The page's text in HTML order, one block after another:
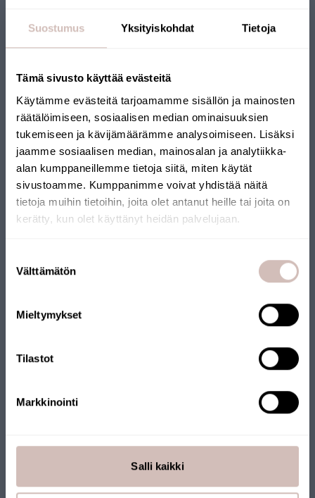
Suostumus Yksityiskohdat Tietoja
Tämä sivusto käyttää evästeitä
Käytämme evästeitä tarjoamamme sisällön ja mainosten
räätälöimiseen, sosiaalisen median ominaisuuksien
tukemiseen ja kävijämäärämme analysoimiseen. Lisäksi
jaamme sosiaalisen median, mainosalan ja analytiikka-
alan kumppaneillemme tietoja siitä, miten käytät
sivustoamme. Kumppanimme voivat yhdistää näitä
tietoja muihin tietoihin, joita olet antanut heille tai joita on
kerätty, kun olet käyttänyt heidän palvelujaan.
valinta
Välttämätön
Mieltymykset
Tilastot
Markkinointi
Salli kaikki
0,9 L dricksflaska, vit
Mängd:
155,00
Lägg i varukorgen
Free shipping
Leverans inom 1–5 dagar
14 days return policy
Leveransland